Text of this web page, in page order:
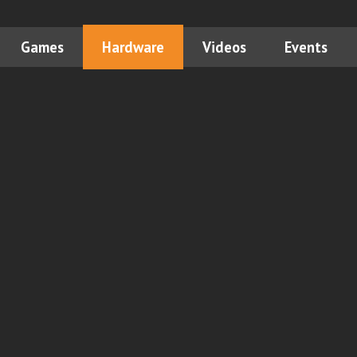
Games Hardware Videos Events